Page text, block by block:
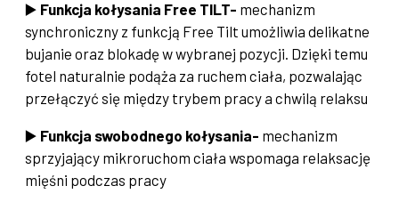
▶️ Funkcja kołysania Free TILT- mechanizm
synchroniczny z funkcją Free Tilt umożliwia delikatne
bujanie oraz blokadę w wybranej pozycji. Dzięki temu
fotel naturalnie podąża za ruchem ciała, pozwalając
przełączyć się między trybem pracy a chwilą relaksu
▶️ Funkcja swobodnego kołysania- mechanizm
sprzyjający mikroruchom ciała wspomaga relaksację
mięśni podczas pracy